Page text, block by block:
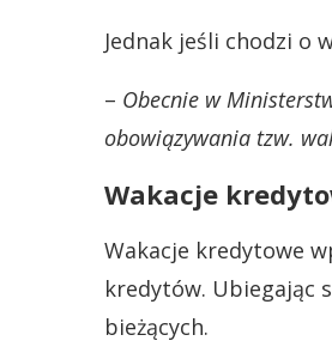
Jednak jeśli chodzi o
– Obecnie w
obowiązywania tzw.
Wakacje
Wakacje kredytowe
kredytów. Ubiegając
bieżących.